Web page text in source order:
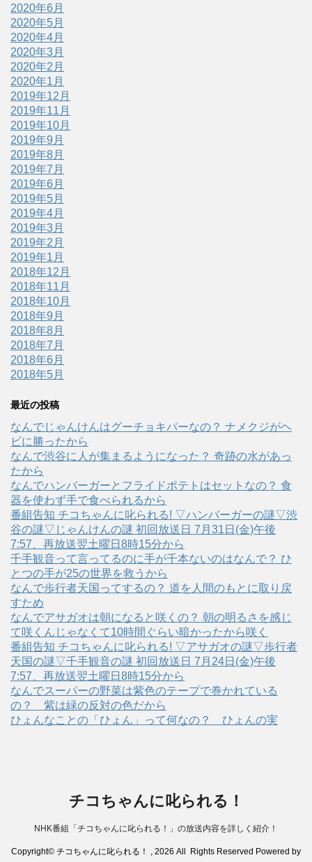
2020年6月
2020年5月
2020年4月
2020年3月
2020年2月
2020年1月
2019年12月
2019年11月
2019年10月
2019年9月
2019年8月
2019年7月
2019年6月
2019年5月
2019年4月
2019年3月
2019年2月
2019年1月
2018年12月
2018年11月
2018年10月
2018年9月
2018年8月
2018年7月
2018年6月
2018年5月
最近の投稿
なんでじゃんけんはグーチョキパーなの？ ナメクジがヘ
ビに勝ったから
なんで渋谷に人が集まるようになった？ 奇跡の水があっ
たから
なんでハンバーガーとフライドポテトはセットなの？ 食
器を使わず手で食べられるから
番組告知 チコちゃんに叱られる! ▽ハンバーガーの謎▽渋
谷の謎▽じゃんけんの謎 初回放送日 7月31日(金)午後
7:57、再放送翌土曜日8時15分から
千手観音って言ってるのに手が千本ないのはなんで？ ひ
とつの手が25の世界を救うから
なんで歩行者天国ってするの？ 道を人間のもとに取り戻
すため
なんでアサガオは朝になると咲くの？ 朝の明るさを感じ
て咲くんじゃなくて10時間ぐらい暗かったから咲く
番組告知 チコちゃんに叱られる! ▽アサガオの謎▽歩行者
天国の謎▽千手観音の謎 初回放送日 7月24日(金)午後
7:57、再放送翌土曜日8時15分から
なんでスーパーの野菜は紫色のテープで巻かれている
の？ 紫は緑の反対の色だから
ひょんなことの「ひょん」って何なの？ ひょんの実
チコちゃんに叱られる！
NHK番組「チコちゃんに叱られる！」の放送内容を詳しく紹介！
Copyright© チコちゃんに叱られる！ , 2026 All Rights Reserved Powered by